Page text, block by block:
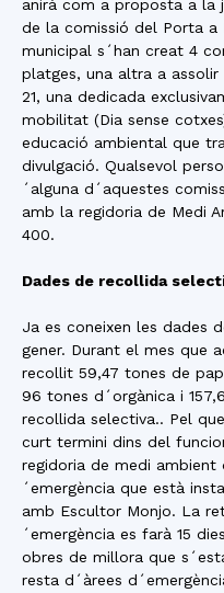
anirà com a proposta a la
de la comissió del Porta a
municipal s´han creat 4
platges, una altra a
21, una dedicada
mobilitat (Dia sense
educació ambiental que
divulgació. Qualsevol
´alguna d´aquestes
amb la regidoria de Medi
400.
Dades de recollida
Ja es coneixen les dades
gener. Durant el mes que
recollit 59,47 tones de
96 tones d´orgànica i
recollida selectiva.. Pel
curt termini dins del
regidoria de medi ambient
´emergència que està
amb Escultor Monjo. La
´emergència es farà 15
obres de millora que
resta d´àrees